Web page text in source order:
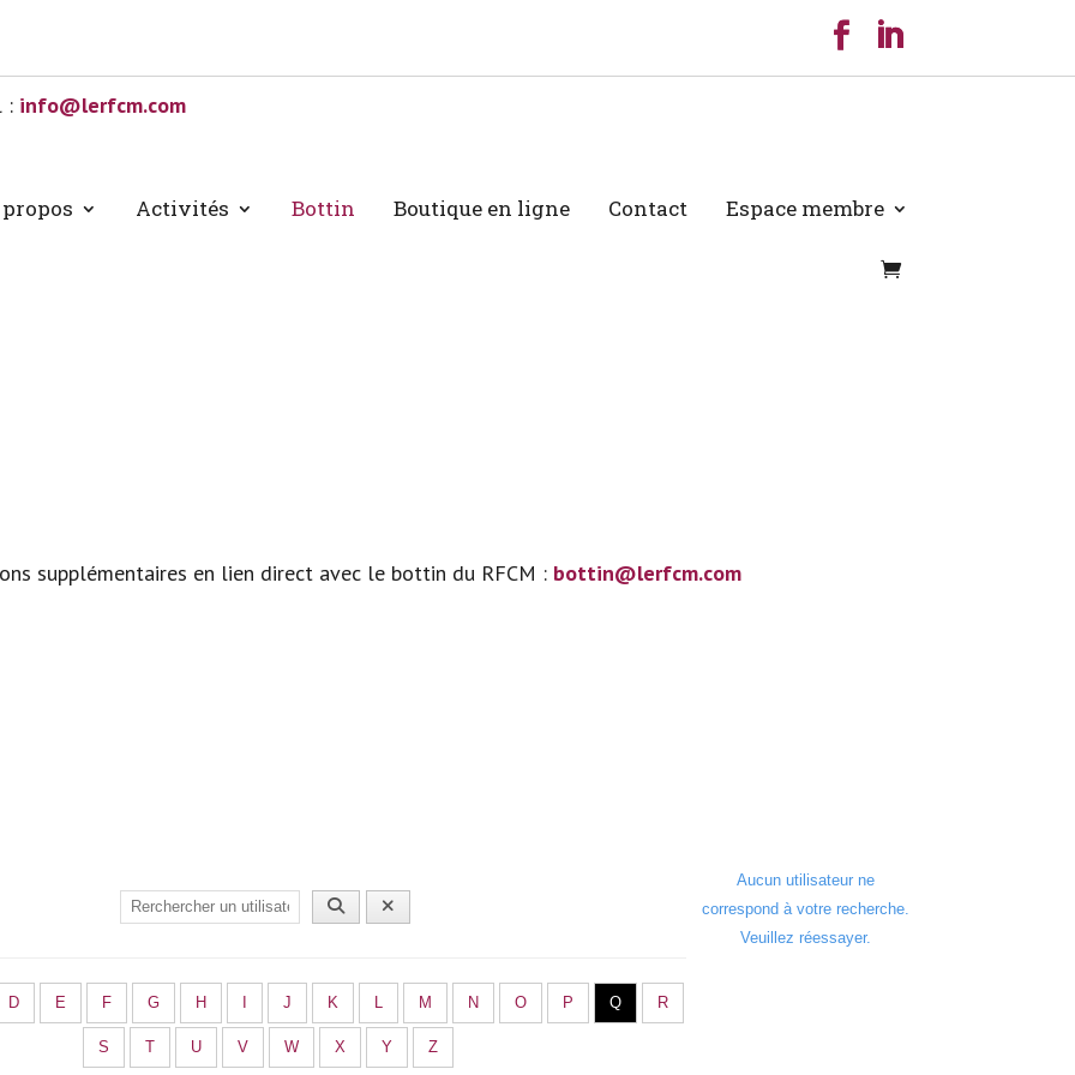
: info@lerfcm.com
Activités Bottin Boutique en ligne Contact Espace membre
supplémentaires en lien direct avec le bottin du RFCM : bottin@lerfcm.com
D E F G H I J K L M N O P Q R
S T U V W X Y Z
Aucun utilisateur ne
correspond à votre recherche.
Veuillez réessayer.